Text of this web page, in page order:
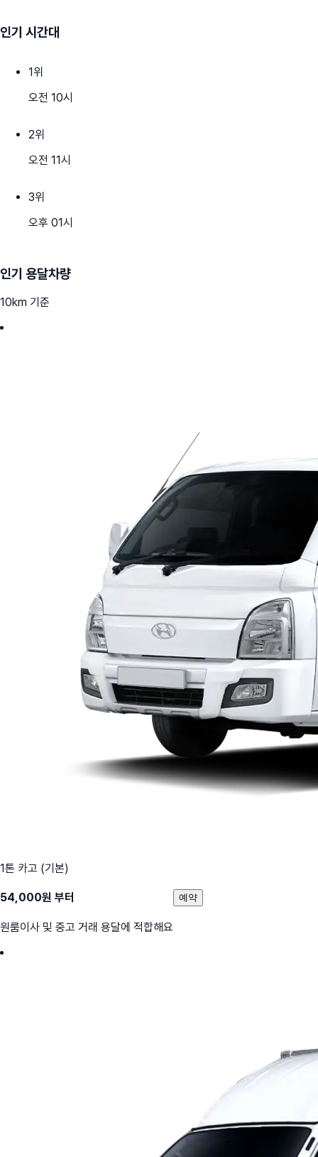
인기 시간대
1위
오전 10시
2위
오전 11시
3위
오후 01시
인기 용달차량
10km 기준
1톤 카고 (기본)
54,000원 부터
원룸이사 및 중고 거래 용달에 적합해요
예약